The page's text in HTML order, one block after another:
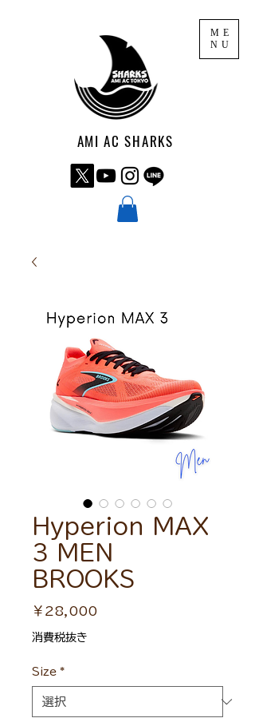
ME
NU
AMI AC SHARKS
Hyperion MAX
3 MEN
BROOKS
￥28,000価
消費税抜き
Size *